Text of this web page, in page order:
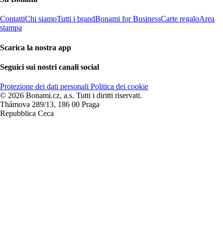
ContattiChi siamoTutti i brandBonami for BusinessCarte regaloArea
stampa
Scarica la nostra app
Seguici sui nostri canali social
Protezione dei dati personali Politica dei cookie
© 2026 Bonami.cz, a.s. Tutti i diritti riservati.
Thámova 289/13, 186 00 Praga
Repubblica Ceca